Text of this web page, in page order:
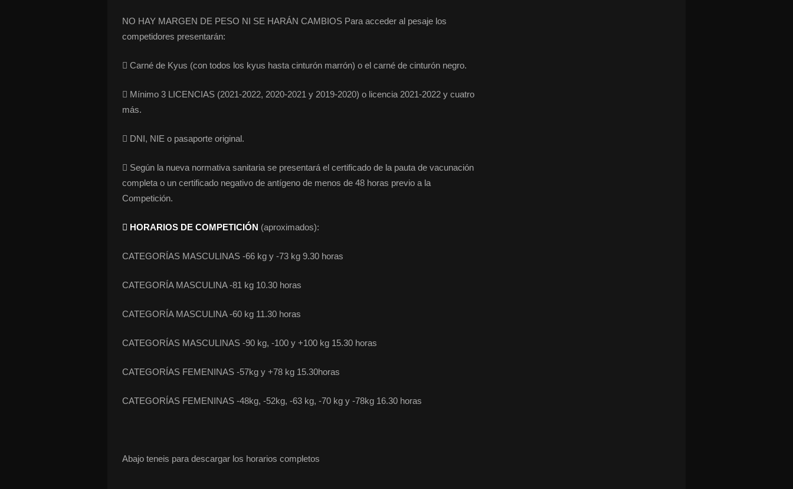
NO HAY MARGEN DE PESO NI SE HARÁN CAMBIOS Para acceder al pesaje los
competidores presentarán:
 Carné de Kyus (con todos los kyus hasta cinturón marrón) o el carné de cinturón negro.
 Mínimo 3 LICENCIAS (2021-2022, 2020-2021 y 2019-2020) o licencia 2021-2022 y cuatro
más.
 DNI, NIE o pasaporte original.
 Según la nueva normativa sanitaria se presentará el certificado de la pauta de vacunación
completa o un certificado negativo de antígeno de menos de 48 horas previo a la
Competición.
 HORARIOS DE COMPETICIÓN (aproximados):
CATEGORÍAS MASCULINAS -66 kg y -73 kg 9.30 horas
CATEGORÍA MASCULINA -81 kg 10.30 horas
CATEGORÍA MASCULINA -60 kg 11.30 horas
CATEGORÍAS MASCULINAS -90 kg, -100 y +100 kg 15.30 horas
CATEGORÍAS FEMENINAS -57kg y +78 kg 15.30horas
CATEGORÍAS FEMENINAS -48kg, -52kg, -63 kg, -70 kg y -78kg 16.30 horas
Abajo teneis para descargar los horarios completos